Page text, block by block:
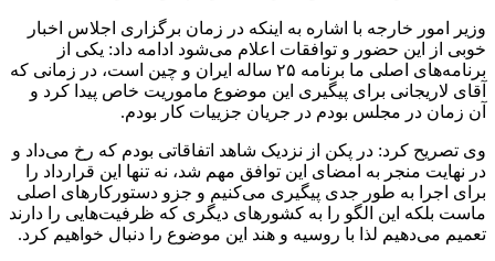
وزیر امور خارجه با اشاره به اینکه در زمان برگزاری اجلاس اخبار
خوبی از این حضور و توافقات اعلام می‌شود ادامه داد: یکی از
برنامه‌های اصلی ما برنامه ۲۵ ساله ایران و چین است، در زمانی که
آقای لاریجانی برای پیگیری این موضوع ماموریت خاص پیدا کرد و
آن زمان در مجلس بودم در جریان جزییات کار بودم.
وی تصریح کرد: در پکن از نزدیک شاهد اتفاقاتی بودم که رخ می‌داد و
در نهایت منجر به امضای این توافق مهم شد، نه تنها این قرارداد را
برای اجرا به طور جدی پیگیری می‌کنیم و جزو دستورکارهای اصلی
ماست بلکه این الگو را به کشورهای دیگری که ظرفیت‌هایی را دارند
تعمیم می‌دهیم لذا با روسیه و هند این موضوع را دنبال خواهیم کرد.